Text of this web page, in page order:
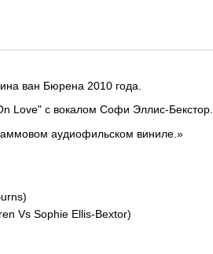
ван Бюрена 2010 года.
Love" с вокалом Софи Эллис-Бекстор.
аудиофильском виниле.»
Vs Sophie Ellis-Bextor)